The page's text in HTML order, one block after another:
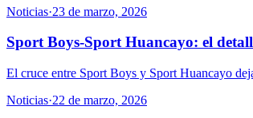
Noticias·23 de marzo, 2026
Sport Boys-Sport Huancayo: el
El cruce entre Sport Boys y Sport Huancayo
Noticias·22 de marzo, 2026